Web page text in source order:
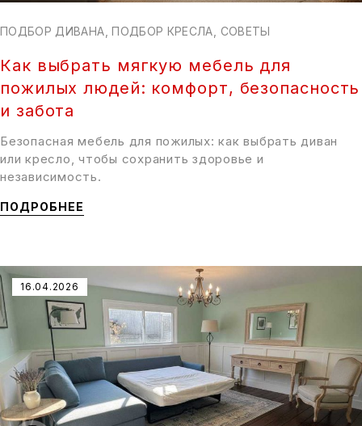
ПОДБОР ДИВАНА ,ПОДБОР КРЕСЛА СОВЕТЫ
Как выбрать мягкую мебель для
пожилых людей: комфорт, безопасность
и забота
Безопасная мебель для пожилых: как выбрать диван
или кресло, чтобы сохранить здоровье и
независимость.
ПОДРОБНЕЕ
16.04.2026